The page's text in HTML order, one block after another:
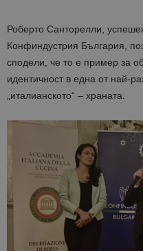
Роберто Санторелли,
Конфиндустрия България,
сподели, че то е пример за
идентичност в една от най-
„италианското“ – храната.